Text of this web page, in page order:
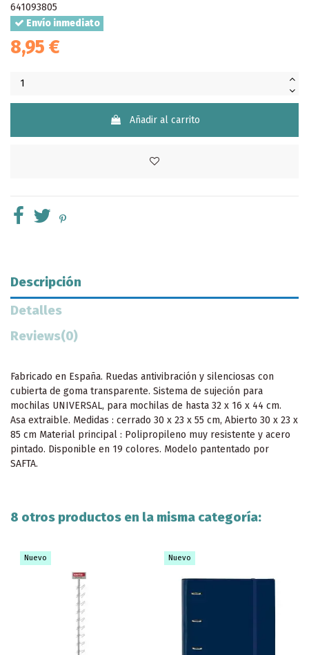
641093805
Envío inmediato
8,95 €
Añadir al carrito
Descripción
Detalles
Reviews(0)
Fabricado en España. Ruedas antivibración y silenciosas con
cubierta de goma transparente. Sistema de sujeción para
mochilas UNIVERSAL, para mochilas de hasta 32 x 16 x 44 cm.
Asa extraible. Medidas : cerrado 30 x 23 x 55 cm, Abierto 30 x 23 x
85 cm Material principal : Polipropileno muy resistente y acero
pintado. Disponible en 19 colores. Modelo pantentado por
SAFTA.
8 otros productos en la misma categoría:
Nuevo Nuevo